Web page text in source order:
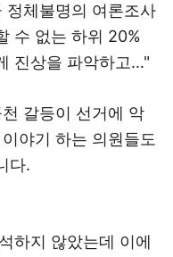
정체불명의 여론조사
수 없는 하위 20%
진상을 파악하고…"
갈등이 선거에 악
야기 하는 의원들도
다.
하지 않았는데 이에